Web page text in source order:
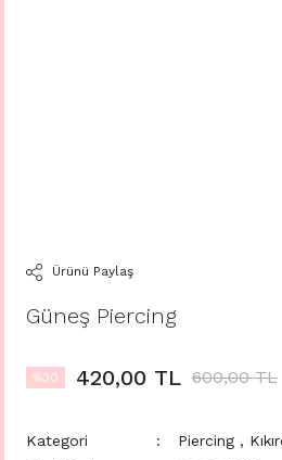
Ürünü Paylaş
Güneş Piercing
%30 420,00 TL 600,00 TL
Kategori Piercing ,